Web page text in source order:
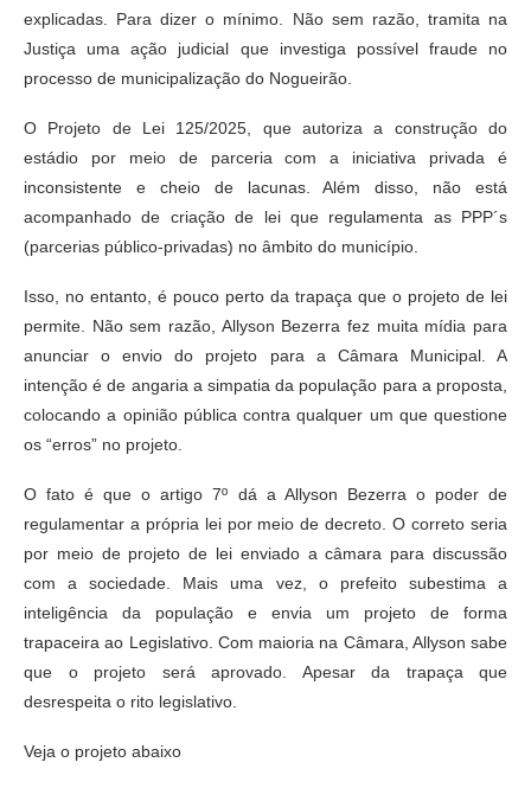
explicadas. Para dizer o mínimo. Não sem razão, tramita na
Justiça uma ação judicial que investiga possível fraude no
processo de municipalização do Nogueirão.
O Projeto de Lei 125/2025, que autoriza a construção do
estádio por meio de parceria com a iniciativa privada é
inconsistente e cheio de lacunas. Além disso, não está
acompanhado de criação de lei que regulamenta as PPP´s
(parcerias público-privadas) no âmbito do município.
Isso, no entanto, é pouco perto da trapaça que o projeto de lei
permite. Não sem razão, Allyson Bezerra fez muita mídia para
anunciar o envio do projeto para a Câmara Municipal. A
intenção é de angaria a simpatia da população para a proposta,
colocando a opinião pública contra qualquer um que questione
os “erros” no projeto.
O fato é que o artigo 7º dá a Allyson Bezerra o poder de
regulamentar a própria lei por meio de decreto. O correto seria
por meio de projeto de lei enviado a câmara para discussão
com a sociedade. Mais uma vez, o prefeito subestima a
inteligência da população e envia um projeto de forma
trapaceira ao Legislativo. Com maioria na Câmara, Allyson sabe
que o projeto será aprovado. Apesar da trapaça que
desrespeita o rito legislativo.
Veja o projeto abaixo